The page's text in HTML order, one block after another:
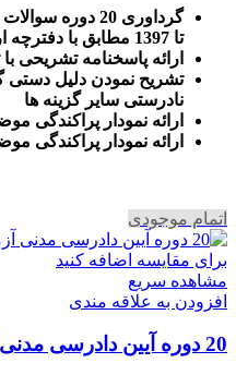
تا 1397 مطابق با دفترچه ارائه شده از سوی سازمان سنجش
ارائه پاسخنامه تشریحی
تشریح نمودن دلیل دستی
نادرستی سایر گزینه ها
ارائه نمودار پراکندگی
رائه نمودار پراکندگی
اتمام موجودی
برای مقایسه اضافه کنید
مشاهده سریع
افزودن به علاقه مندی
20 دوره آیین دادرسی مدنی آزمون وکالت – چتردانش